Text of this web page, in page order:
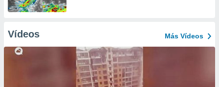
Vídeos Más Vídeos